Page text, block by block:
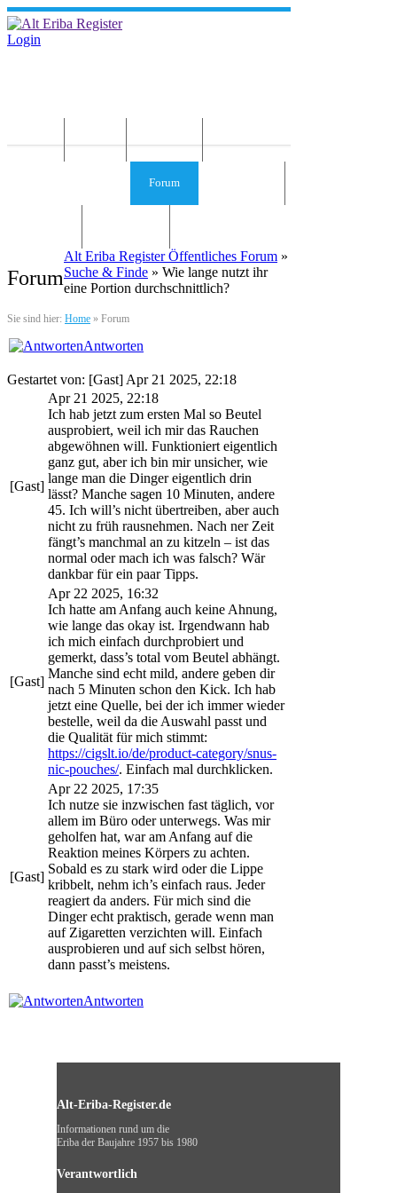
Login
Forum
Forum
Sie sind hier: Home » Forum
Alt Eriba Register Öffentliches Forum »
Suche & Finde » Wie lange nutzt ihr
eine Portion durchschnittlich?
Antworten
Gestartet von: [Gast] Apr 21 2025, 22:18
[Gast]
Apr 21 2025, 22:18
Ich hab jetzt zum ersten Mal so Beutel
ausprobiert, weil ich mir das Rauchen
abgewöhnen will. Funktioniert eigentlich
ganz gut, aber ich bin mir unsicher, wie
lange man die Dinger eigentlich drin
lässt? Manche sagen 10 Minuten, andere
45. Ich will’s nicht übertreiben, aber auch
nicht zu früh rausnehmen. Nach ner Zeit
fängt’s manchmal an zu kitzeln – ist das
normal oder mach ich was falsch? Wär
dankbar für ein paar Tipps.
[Gast]
Apr 22 2025, 16:32
Ich hatte am Anfang auch keine Ahnung,
wie lange das okay ist. Irgendwann hab
ich mich einfach durchprobiert und
gemerkt, dass’s total vom Beutel abhängt.
Manche sind echt mild, andere geben dir
nach 5 Minuten schon den Kick. Ich hab
jetzt eine Quelle, bei der ich immer wieder
bestelle, weil da die Auswahl passt und
die Qualität für mich stimmt:
https://cigslt.io/de/product-category/snus-
nic-pouches/. Einfach mal durchklicken.
[Gast]
Apr 22 2025, 17:35
Ich nutze sie inzwischen fast täglich, vor
allem im Büro oder unterwegs. Was mir
geholfen hat, war am Anfang auf die
Reaktion meines Körpers zu achten.
Sobald es zu stark wird oder die Lippe
kribbelt, nehm ich’s einfach raus. Jeder
reagiert da anders. Für mich sind die
Dinger echt praktisch, gerade wenn man
auf Zigaretten verzichten will. Einfach
ausprobieren und auf sich selbst hören,
dann passt’s meistens.
Antworten
Alt-Eriba-Register.de
Informationen rund um die
Eriba der Baujahre 1957 bis 1980
Verantwortlich